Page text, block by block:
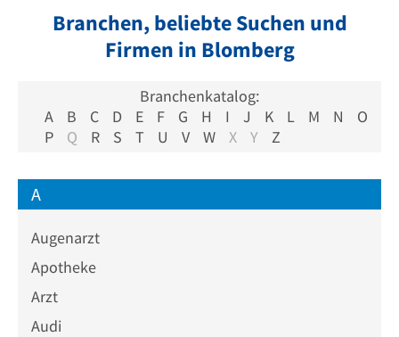
Branchen, beliebte Suchen und
Firmen in Blomberg
Branchenkatalog:
A
B C D E F G H I J K L M N
O
P
Q R S T U V W X Y Z
A
Augenarzt
Apotheke
Arzt
Audi